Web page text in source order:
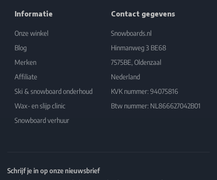
Informatie
Onze winkel
Blog
Merken
Affiliate
Ski & snowboard onderhoud
Wax- en slijp clinic
Snowboard verhuur
Contact gegevens
Snowboards.nl
Hinmanweg 3 BE68
7575BE, Oldenzaal
Nederland
KVK nummer: 94075816
Btw nummer: NL866627042B01
Schrijf je in op onze nieuwsbrief